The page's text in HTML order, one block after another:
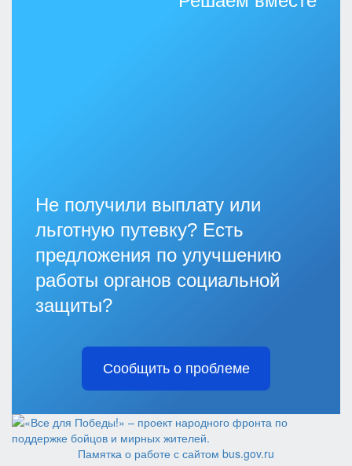
Не получили выплату или
льготную путевку? Есть
предложения по улучшению
работы органов социальной
защиты?
Сообщить о проблеме
Памятка о работе с сайтом bus.gov.ru